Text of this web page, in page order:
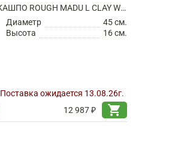
КАШПО ROUGH MADU L CLAY WASHED
Диаметр
45 см.
Высота
16 см.
Поставка ожидается 13.08.26г.
12 987 ₽
shopping_cart